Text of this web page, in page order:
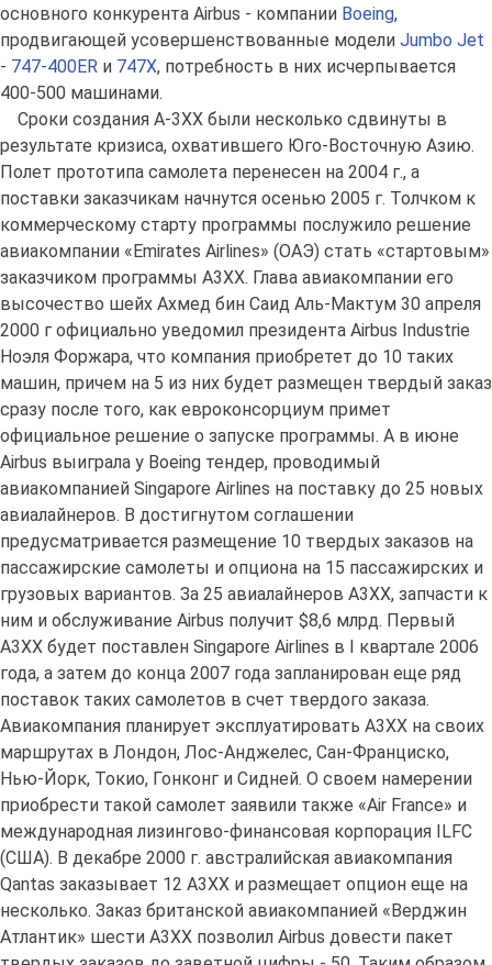
основного конкурента Airbus - компании Boeing,
продвигающей усовершенствованные модели Jumbo Jet
- 747-400ER и 747X, потребность в них исчерпывается
400-500 машинами.
Сроки создания A-3XX были несколько сдвинуты в
результате кризиса, охватившего Юго-Восточную Азию.
Полет прототипа самолета перенесен на 2004 г., а
поставки заказчикам начнутся осенью 2005 г. Толчком к
коммерческому старту программы послужило решение
авиакомпании «Emirates Airlines» (ОАЭ) стать «стартовым»
заказчиком программы А3ХХ. Глава авиакомпании его
высочество шейх Ахмед бин Саид Аль-Мактум 30 апреля
2000 г официально уведомил президента Airbus Industrie
Ноэля Форжара, что компания приобретет до 10 таких
машин, причем на 5 из них будет размещен твердый заказ
сразу после того, как евроконсорциум примет
официальное решение о запуске программы. А в июне
Airbus выиграла у Boeing тендер, проводимый
авиакомпанией Singapore Airlines на поставку до 25 новых
авиалайнеров. В достигнутом соглашении
предусматривается размещение 10 твердых заказов на
пассажирские самолеты и опциона на 15 пассажирских и
грузовых вариантов. За 25 авиалайнеров A3XX, запчасти к
ним и обслуживание Airbus получит $8,6 млрд. Первый
А3ХХ будет поставлен Singapore Airlines в I квартале 2006
года, а затем до конца 2007 года запланирован еще ряд
поставок таких самолетов в счет твердого заказа.
Авиакомпания планирует эксплуатировать А3ХХ на своих
маршрутах в Лондон, Лос-Анджелес, Сан-Франциско,
Нью-Йорк, Токио, Гонконг и Сидней. О своем намерении
приобрести такой самолет заявили также «Air France» и
международная лизингово-финансовая корпорация ILFC
(США). В декабре 2000 г. австралийская авиакомпания
Qantas заказывает 12 A3XX и размещает опцион еще на
несколько. Заказ британской авиакомпанией «Верджин
Атлантик» шести А3ХХ позволил Airbus довести пакет